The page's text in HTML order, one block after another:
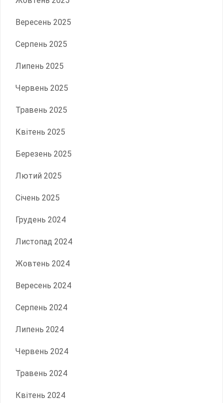
Вересень 2025
Серпень 2025
Липень 2025
Червень 2025
Травень 2025
Квітень 2025
Березень 2025
Лютий 2025
Січень 2025
Грудень 2024
Листопад 2024
Жовтень 2024
Вересень 2024
Серпень 2024
Липень 2024
Червень 2024
Травень 2024
Квітень 2024